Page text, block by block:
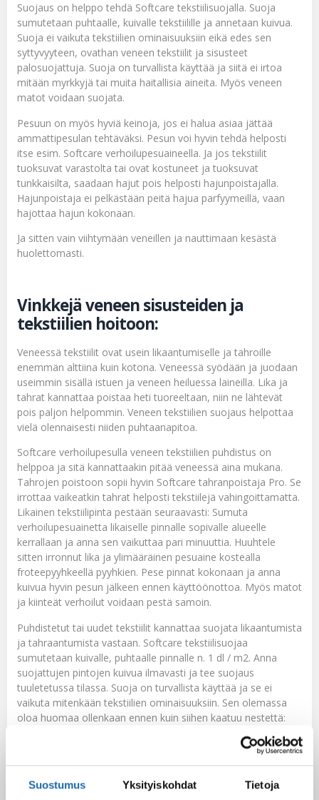
Suostumus Yksityiskohdat Tietoja
Suojaus on helppo tehdä Softcare tekstiilisuojalla. Suoja
sumutetaan puhtaalle, kuivalle tekstiilille ja annetaan kuivua.
Suoja ei vaikuta tekstiilien ominaisuuksiin eikä edes sen
syttyvyyteen, ovathan veneen tekstiilit ja sisusteet
palosuojattuja. Suoja on turvallista käyttää ja siitä ei irtoa
mitään myrkkyjä tai muita haitallisia aineita. Myös veneen
matot voidaan suojata.
Pesuun on myös hyviä keinoja, jos ei halua asiaa jättää
ammattipesulan tehtäväksi. Pesun voi hyvin tehdä helposti
itse esim. Softcare verhoilupesuaineella. Ja jos tekstiilit
tuoksuvat varastolta tai ovat kostuneet ja tuoksuvat
tunkkaisilta, saadaan hajut pois helposti hajunpoistajalla.
Hajunpoistaja ei pelkästään peitä hajua parfyymeillä, vaan
hajottaa hajun kokonaan.
Ja sitten vain viihtymään veneillen ja nauttimaan kesästä
huolettomasti.
Vinkkejä veneen sisusteiden ja
tekstiilien hoitoon:
Veneessä tekstiilit ovat usein likaantumiselle ja tahroille
enemmän alttiina kuin kotona. Veneessä syödään ja juodaan
useimmin sisällä istuen ja veneen heiluessa laineilla. Lika ja
tahrat kannattaa poistaa heti tuoreeltaan, niin ne lähtevät
pois paljon helpommin. Veneen tekstiilien suojaus helpottaa
vielä olennaisesti niiden puhtaanapitoa.
Softcare verhoilupesulla veneen tekstiilien puhdistus on
helppoa ja sitä kannattaakin pitää veneessä aina mukana.
Tahrojen poistoon sopii hyvin Softcare tahranpoistaja Pro. Se
irrottaa vaikeatkin tahrat helposti tekstiilejä vahingoittamatta.
Likainen tekstiilipinta pestään seuraavasti: Sumuta
verhoilupesuainetta likaiselle pinnalle sopivalle alueelle
kerrallaan ja anna sen vaikuttaa pari minuuttia. Huuhtele
sitten irronnut lika ja ylimääräinen pesuaine kostealla
froteepyyhkeellä pyyhkien. Pese pinnat kokonaan ja anna
kuivua hyvin pesun jälkeen ennen käyttöönottoa. Myös matot
ja kiinteät verhoilut voidaan pestä samoin.
Puhdistetut tai uudet tekstiilit kannattaa suojata likaantumista
ja tahraantumista vastaan. Softcare tekstiilisuojaa
sumutetaan kuivalle, puhtaalle pinnalle n. 1 dl / m2. Anna
suojattujen pintojen kuivua ilmavasti ja tee suojaus
tuuletetussa tilassa. Suoja on turvallista käyttää ja se ei
vaikuta mitenkään tekstiilien ominaisuuksiin. Sen olemassa
oloa huomaa ollenkaan ennen kuin siihen kaatuu nestettä:
Suojaus on helppo tehdä ja se todella toimii jopa 2-3 vuotta
kertakäsittelyllä.
Homehtuminen on myös usein ongelma veneessä. Varsinkin